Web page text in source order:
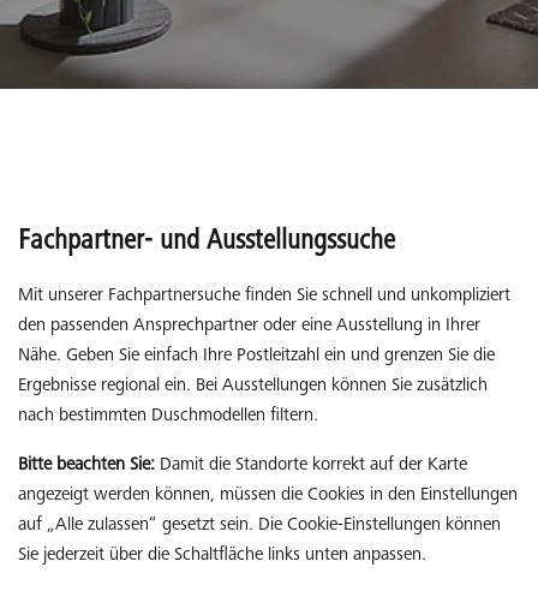
Fachpartner- und Ausstellungssuche
Mit unserer Fachpartnersuche finden Sie schnell und unkompliziert
den passenden Ansprechpartner oder eine Ausstellung in Ihrer
Nähe. Geben Sie einfach Ihre Postleitzahl ein und grenzen Sie die
Ergebnisse regional ein. Bei Ausstellungen können Sie zusätzlich
nach bestimmten Duschmodellen filtern.
Bitte beachten Sie: Damit die Standorte korrekt auf der Karte
angezeigt werden können, müssen die Cookies in den Einstellungen
auf „Alle zulassen“ gesetzt sein. Die Cookie-Einstellungen können
Sie jederzeit über die Schaltfläche links unten anpassen.